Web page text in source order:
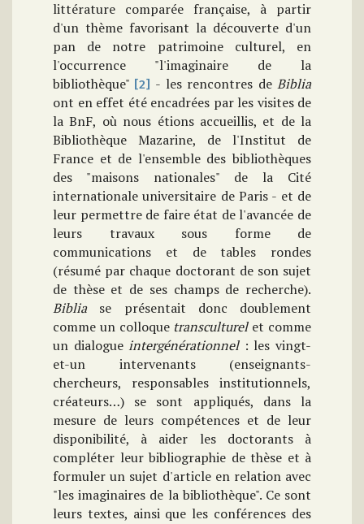
littérature comparée française, à partir
d'un thème favorisant la découverte d'un
pan de notre patrimoine culturel, en
l'occurrence "l'imaginaire de la
bibliothèque" [2] - les rencontres deBiblia
ont en effet été encadrées par les visites de
la BnF, où nous étions accueillis, et de la
Bibliothèque Mazarine, de l'Institut de
France et de l'ensemble des bibliothèques
des "maisons nationales" de la Cité
internationale universitaire de Paris - et de
leur permettre de faire état de l'avancée de
leurs travaux sous forme de
communications et de tables rondes
(résumé par chaque doctorant de son sujet
de thèse et de ses champs de recherche).
Bibliase présentait donc doublement
comme un colloque transculturelet comme
un dialogueintergénérationnel: les vingt-
et-un intervenants (enseignants-
chercheurs, responsables institutionnels,
créateurs…) se sont appliqués, dans la
mesure de leurs compétences et de leur
disponibilité, à aider les doctorants à
compléter leur bibliographie de thèse et à
formuler un sujet d'article en relation avec
"les imaginaires de la bibliothèque". Ce sont
leurs textes, ainsi que les conférences des